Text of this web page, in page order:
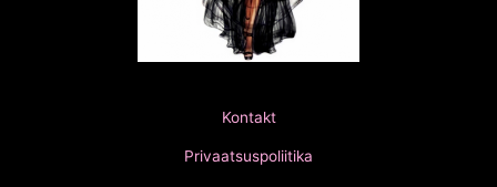
Kontakt
Privaatsuspoliitika